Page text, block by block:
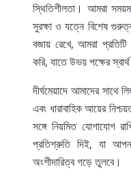
স্থিতিশীলতা। আমরা
সুরক্ষা ও যত্নে বিশেষ
বজায় রেখে, আমরা
করি, যাতে উভয় পক্ষের
দীর্ঘমেয়াদে আমাদের
এবং ধারাবাহিক আয়ের
সঙ্গে নিয়মিত যোগাযোগ
প্রতিশ্রুতি দিই, যা
অংশীদারিত্ব গড়ে তুলবে।